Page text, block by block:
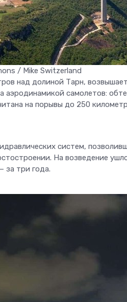
/ Mike Switzerland
над долиной Тарн,
аэродинамикой самолетов:
на порывы до 250
систем,
На возведение
за три года.